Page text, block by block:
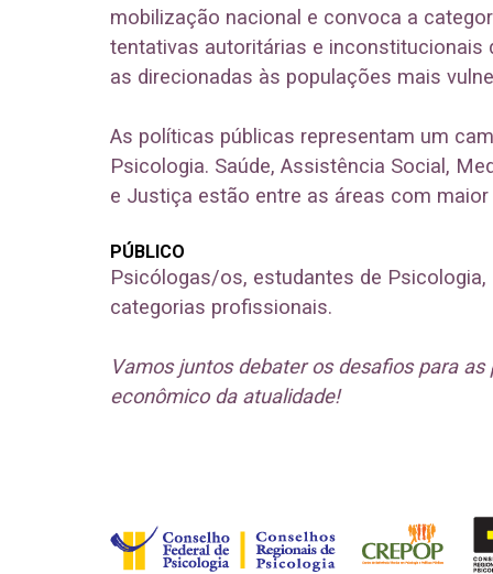
mobilização nacional e convoca a
tentativas autoritárias e inconstitucionais
as direcionadas às populações mais
As políticas públicas representam um
Psicologia. Saúde, Assistência Social,
e Justiça estão entre as áreas com
PÚBLICO
Psicólogas/os, estudantes de
categorias profissionais.
Vamos juntos debater os desafios para
econômico da atualidade!